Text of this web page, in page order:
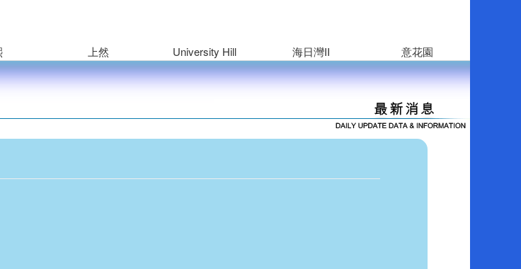
上然 University Hill 海日灣II 意花園